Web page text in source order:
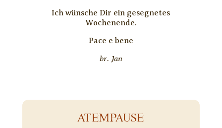
Ich wünsche Dir ein gesegnetes
Wochenende.
Pace e bene
br. Jan
ATEMPAUSE